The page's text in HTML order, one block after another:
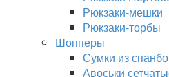
Рюкзаки-мешки
Рюкзаки-торбы
Шопперы
Сумки из
Авоськи